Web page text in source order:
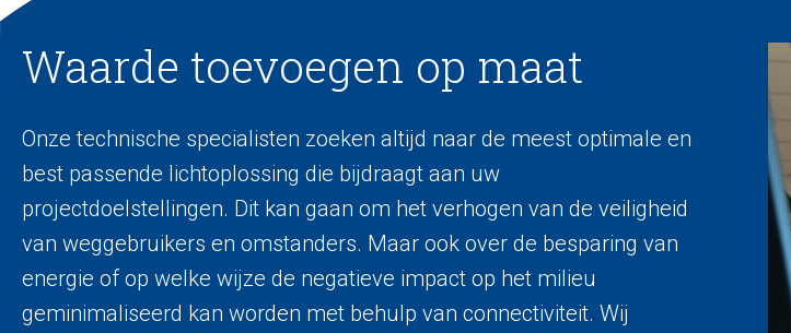
Waarde toevoegen op maat
Onze technische specialisten zoeken altijd naar de meest optimale en
best passende lichtoplossing die bijdraagt aan uw
projectdoelstellingen. Dit kan gaan om het verhogen van de veiligheid
van weggebruikers en omstanders. Maar ook over de besparing van
energie of op welke wijze de negatieve impact op het milieu
geminimaliseerd kan worden met behulp van connectiviteit. Wij